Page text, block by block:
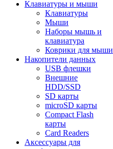
Клавиатуры и мыши
Клавиатуры
Мыши
Наборы мышь и
клавиатура
Коврики для мыши
Накопители данных
USB флешки
Внешние
HDD/SSD
SD карты
microSD карты
Compact Flash
карты
Card Readers
Аксессуары для